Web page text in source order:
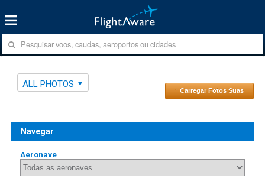
ALL PHOTOS
↑ Carregar Fotos Suas
Navegar
Aeronave